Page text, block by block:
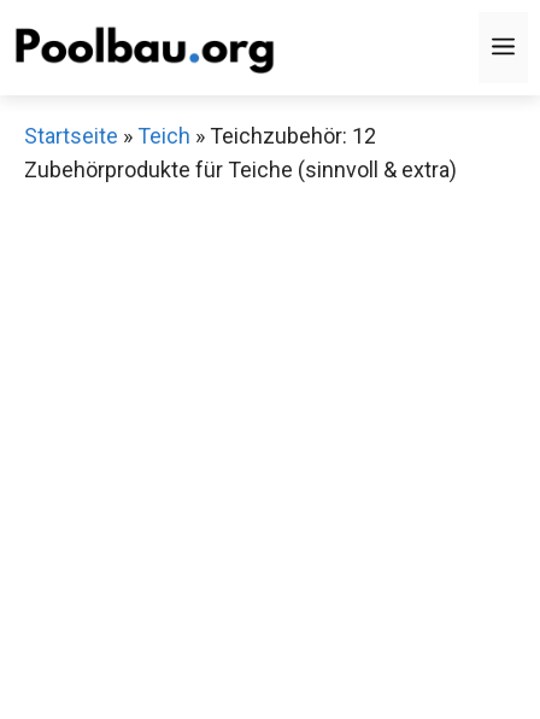
Inhalt
Startseite »Teich »Teichzubehör: 12
Zubehörprodukte für Teiche (sinnvoll & extra)